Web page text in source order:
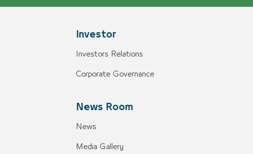
Investor
Investors Relations
Corporate Governance
News Room
News
Media Gallery